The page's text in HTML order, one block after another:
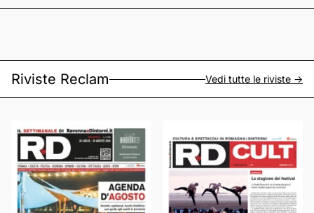
Riviste Reclam Vedi tutte le riviste ->